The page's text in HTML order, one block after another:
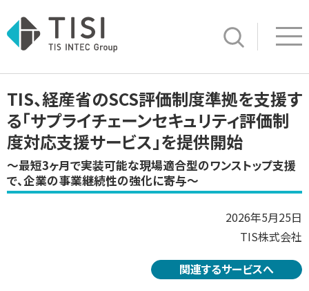
サイト内検索
TIS、経産省のSCS評価制度準拠を支援す
る「サプライチェーンセキュリティ評価制
度対応支援サービス」を提供開始
～最短3ヶ月で実装可能な現場適合型のワンストップ支援
で、企業の事業継続性の強化に寄与～
2026年5月25日
TIS株式会社
関連するサービスへ